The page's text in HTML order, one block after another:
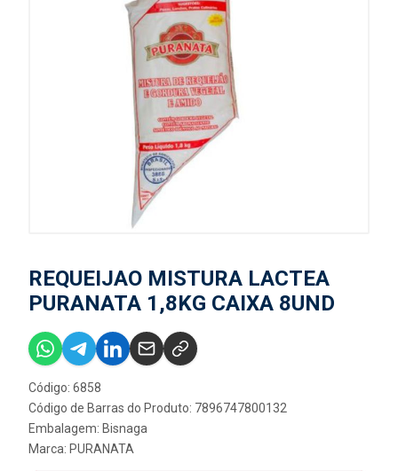
REQUEIJAO MISTURA LACTEA
PURANATA 1,8KG CAIXA 8UND
Código: 6858
Código de Barras do Produto: 7896747800132
Embalagem: Bisnaga
Marca: PURANATA